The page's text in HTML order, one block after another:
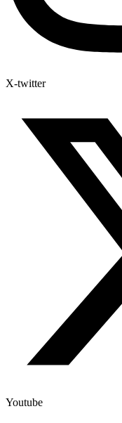
X-twitter
Youtube